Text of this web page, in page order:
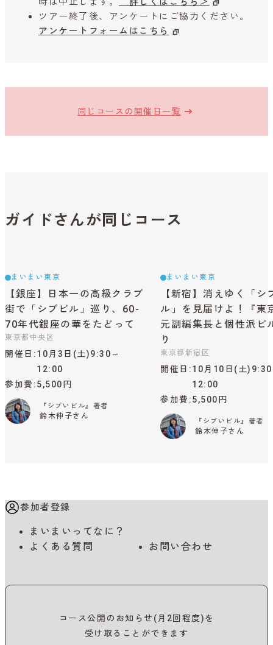
ツアー終了後、アンケートにご協力ください。
アンケートフォームはこちら
同じコースの開催日一覧
ガイドさんが同じコース
まいまい東京
【銀座】日本一の高級クラブ
街で「シブビル」巡り、60-
70年代銀座の華をたどって
東京都中央区
開催日
10月3日(土)9:30～
12:00
参加費 5,500円
『シブいビル』著者
鈴木伸子さん
まいまい東京
【新宿】消えゆく「シ
ル」を見届けよ！『東
元副編集長と個性派ビ
り
東京都新宿区
開催日
10月10日(土
12:00
参加費 5,500円
『シブいビル』著者
鈴木伸子さん
参加者登録
まいまいってなに？
よくある質問
お問い合わせ
コース公開のお知らせ(月2回程度)を
受け取ることができます